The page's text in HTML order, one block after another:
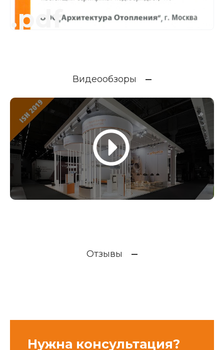
.pdf
Видеообзоры
Отзывы
Нужна консультация?